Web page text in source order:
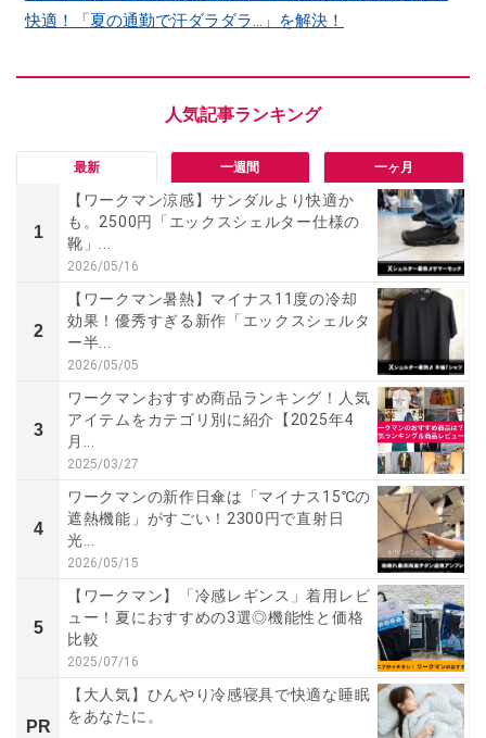
快適！「夏の通勤で汗ダラダラ...」を解決！
最新 一週間 一ヶ月
1
【ワークマン涼感】サンダルより快適か
も。2500円「エックスシェルター仕様の
靴」...
2026/05/16
2
【ワークマン暑熱】マイナス11度の冷却
効果！優秀すぎる新作「エックスシェルタ
ー半...
2026/05/05
3
ワークマンおすすめ商品ランキング！人気
アイテムをカテゴリ別に紹介【2025年4
月...
2025/03/27
4
ワークマンの新作日傘は「マイナス15℃の
遮熱機能」がすごい！2300円で直射日
光...
2026/05/15
5
【ワークマン】「冷感レギンス」着用レビ
ュー！夏におすすめの3選◎機能性と価格
比較
2025/07/16
PR
【大人気】ひんやり冷感寝具で快適な睡眠
をあなたに。